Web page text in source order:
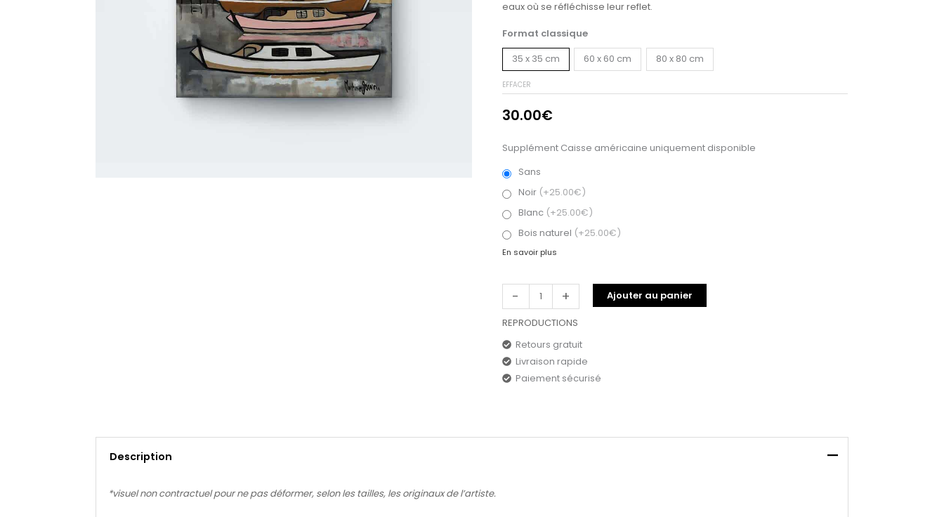
eaux où se réfléchisse leur reflet.
Format classique
35 x 35 cm
60 x 60 cm 80 x 80 cm
EFFACER
30.00€
Supplément Caisse américaine uniquement disponible
Sans
Noir (+25.00€)
Blanc (+25.00€)
Bois naturel (+25.00€)
En savoir plus
- + Ajouter au panier
REPRODUCTIONS
Retours gratuit
Livraison rapide
Paiement sécurisé
Description
*visuel non contractuel pour ne pas déformer, selon les tailles, les originaux de l’artiste.